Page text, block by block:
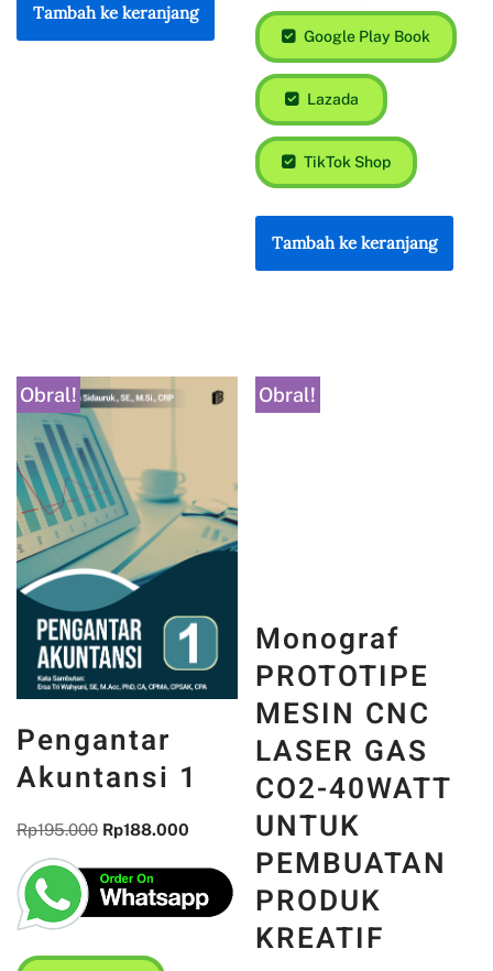
Tambah ke keranjang
Google Play Book
Lazada
TikTok Shop
Tambah ke keranjang
Obral!
Pengantar
Akuntansi 1
Rp195.000 Rp188.000
Obral!
Monograf
PROTOTIPE
MESIN CNC
LASER GAS
CO2-40WATT
UNTUK
PEMBUATAN
PRODUK
KREATIF